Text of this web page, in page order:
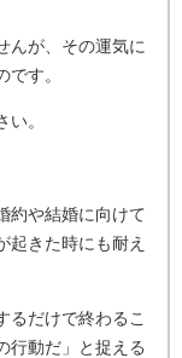
んが、その運気に
です。
い。
約や結婚に向けて
起きた時にも耐え
るだけで終わるこ
行動だ」と捉える